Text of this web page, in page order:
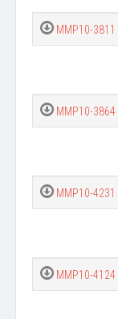
MMP10-3811
MMP10-3864
MMP10-4231
MMP10-4124